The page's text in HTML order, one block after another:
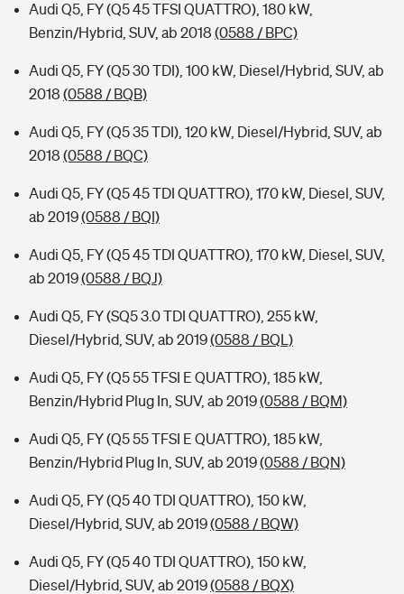
Audi Q5, FY (Q5 45 TFSI QUATTRO), 180 kW,
Benzin/Hybrid, SUV, ab 2018 (0588 / BPC)
Audi Q5, FY (Q5 30 TDI), 100 kW, Diesel/Hybrid, SUV, ab
2018 (0588 / BQB)
Audi Q5, FY (Q5 35 TDI), 120 kW, Diesel/Hybrid, SUV, ab
2018 (0588 / BQC)
Audi Q5, FY (Q5 45 TDI QUATTRO), 170 kW, Diesel, SUV,
ab 2019(0588 / BQI)
Audi Q5, FY (Q5 45 TDI QUATTRO), 170 kW, Diesel, SUV,
ab 2019(0588 / BQJ)
Audi Q5, FY (SQ5 3.0 TDI QUATTRO), 255 kW,
Diesel/Hybrid, SUV, ab 2019(0588 / BQL)
Audi Q5, FY (Q5 55 TFSI E QUATTRO), 185 kW,
Benzin/Hybrid Plug In, SUV, ab 2019(0588 / BQM)
Audi Q5, FY (Q5 55 TFSI E QUATTRO), 185 kW,
Benzin/Hybrid Plug In, SUV, ab 2019(0588 / BQN)
Audi Q5, FY (Q5 40 TDI QUATTRO), 150 kW,
Diesel/Hybrid, SUV, ab 2019(0588 / BQW)
Audi Q5, FY (Q5 40 TDI QUATTRO), 150 kW,
Diesel/Hybrid, SUV, ab 2019(0588 / BQX)